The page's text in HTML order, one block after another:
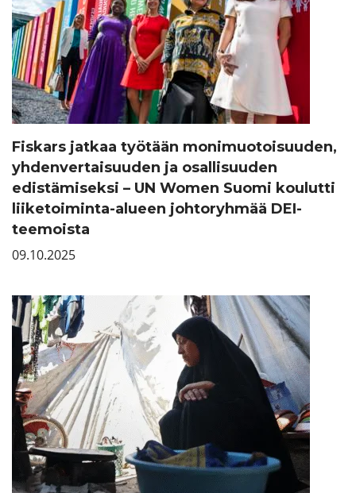
Fiskars jatkaa työtään monimuotoisuuden,
yhdenvertaisuuden ja osallisuuden
edistämiseksi – UN Women Suomi koulutti
liiketoiminta-alueen johtoryhmää DEI-
teemoista
09.10.2025